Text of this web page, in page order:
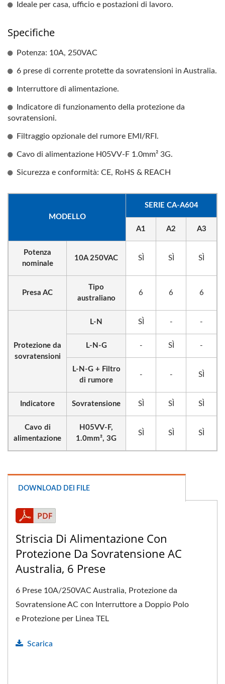
Ideale per casa, ufficio e postazioni di lavoro.
Specifiche
Potenza: 10A, 250VAC
6 prese di corrente protette da sovratensioni in Australia.
Interruttore di alimentazione.
Indicatore di funzionamento della protezione da
sovratensioni.
Filtraggio opzionale del rumore EMI/RFI.
Cavo di alimentazione H05VV-F 1.0mm² 3G.
Sicurezza e conformità: CE, RoHS & REACH
MODELLO
SERIE CA-A604
A1 A2 A3
Potenza
nominale
10A 250VAC SÌ SÌ SÌ
Presa AC
Tipo
australiano
6 6 6
Protezione da
sovratensioni
L-N SÌ - -
L-N-G - SÌ -
L-N-G + Filtro
di rumore
- - SÌ
Indicatore Sovratensione SÌ SÌ SÌ
Cavo di
alimentazione
H05VV-F,
1.0mm², 3G
SÌ SÌ SÌ
DOWNLOAD DEI FILE
Striscia Di Alimentazione Con
Protezione Da Sovratensione AC
Australia, 6 Prese
6 Prese 10A/250VAC Australia, Protezione da
Sovratensione AC con Interruttore a Doppio Polo
e Protezione per Linea TEL
Scarica